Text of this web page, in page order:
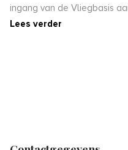
ingang van de Vliegbasis
Lees verder